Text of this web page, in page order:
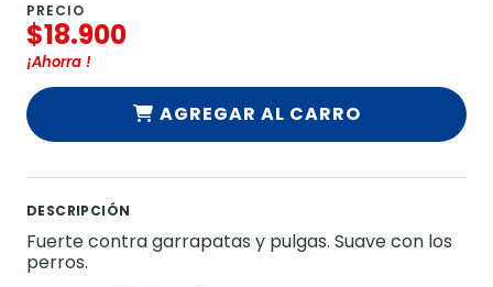
PRECIO
$18.900
¡Ahorra !
AGREGAR AL CARRO
DESCRIPCIÓN
Fuerte contra garrapatas y pulgas. Suave con los
perros.